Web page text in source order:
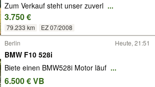
Zum Verkauf steht unser zuverl ...
3.750 €
79.233 km EZ 07/2008
Berlin Heute, 21:51
BMW F10 528i
Biete einen BMW528i Motor läuf ...
6.500 € VB